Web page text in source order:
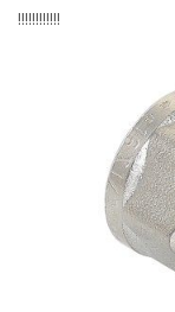
!!!!!!!!!!!!